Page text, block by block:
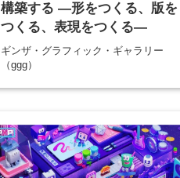
構築する ―形をつくる、版を
つくる、表現をつくる―
ギンザ・グラフィック・ギャラリー
（ggg）